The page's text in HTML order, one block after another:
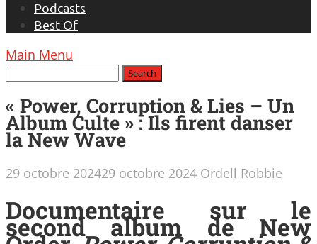
Podcasts
Best-Of
Main Menu
« Power, Corruption & Lies – Un
Album Culte » : Ils firent danser
la New Wave
29 octobre 202429 octobre 2024 Ordell Robbie
Documentaire sur le
second album de New